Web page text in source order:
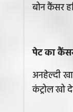
बोन कैंसर
पेट का
अनहेल्दी
कंट्रोल खो